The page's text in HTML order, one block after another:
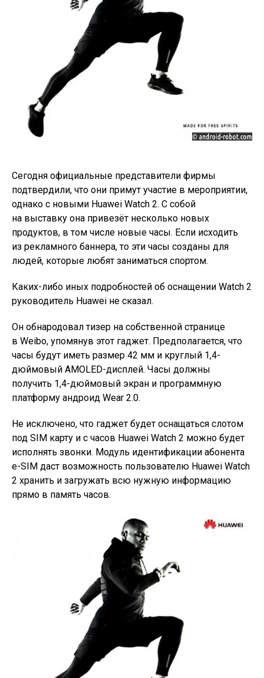
Сегодня официальные представители фирмы
подтвердили, что они примут участие в мероприятии,
однако с новыми Huawei Watch 2. С собой
на выставку она привезёт несколько новых
продуктов, в том числе новые часы. Если исходить
из рекламного баннера, то эти часы созданы для
людей, которые любят заниматься спортом.
Каких-либо иных подробностей об оснащении Watch 2
руководитель Huawei не сказал.
Он обнародовал тизер на собственной странице
в Weibo, упомянув этот гаджет. Предполагается, что
часы будут иметь размер 42 мм и круглый 1,4-
дюймовый AMOLED-дисплей. Часы должны
получить 1,4-дюймовый экран и программную
платформу андроид Wear 2.0.
Не исключено, что гаджет будет оснащаться слотом
под SIM карту и с часов Huawei Watch 2 можно будет
исполнять звонки. Модуль идентификации абонента
e-SIM даст возможность пользователю Huawei Watch
2 хранить и загружать всю нужную информацию
прямо в память часов.